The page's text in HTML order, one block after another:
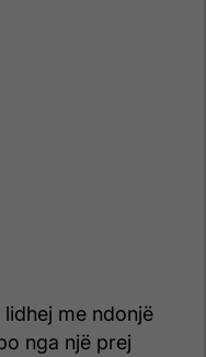
me ndonjë
nga një prej